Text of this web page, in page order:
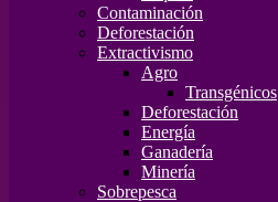
Contaminación
Deforestación
Extractivismo
Agro
Transgénicos
Deforestación
Energía
Ganadería
Minería
Sobrepesca